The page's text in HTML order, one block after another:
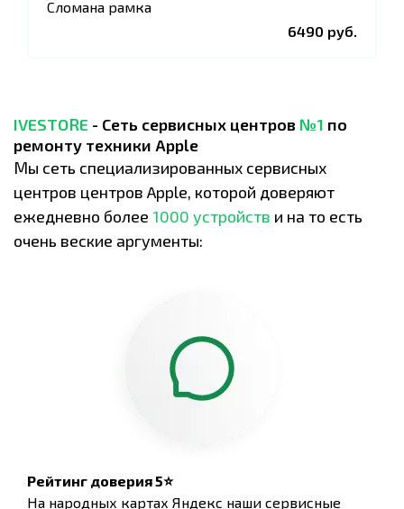
Сломана рамка
6490 руб.
IVESTORE - Сеть сервисных центров №1 по
ремонту техники Apple
Мы сеть специализированных сервисных
центров центров Apple, которой доверяют
ежедневно более 1000 устройств и на то есть
очень веские аргументы:
Рейтинг доверия 5⭐
На народных картах Яндекс наши сервисные